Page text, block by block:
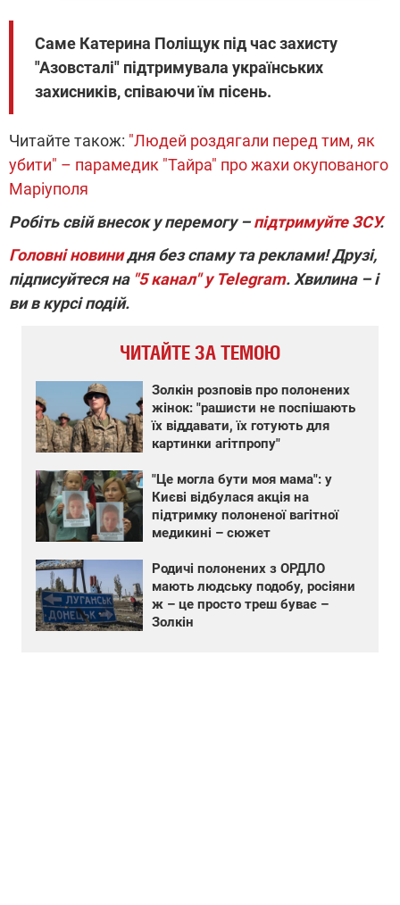
Саме Катерина Поліщук під час захисту
"Азовсталі" підтримувала українських
захисників, співаючи їм пісень.
Читайте також: "Людей роздягали перед тим, як
убити" – парамедик "Тайра" про жахи окупованого
Маріуполя
Робіть свій внесок у перемогу –підтримуйте ЗСУ.
Головні новинидня без спаму та реклами! Друзі,
підписуйтеся на "5 канал" у Telegram. Хвилина – і
ви в курсі подій.
ЧИТАЙТЕ ЗА ТЕМОЮ
Золкін розповів про полонених
жінок: "рашисти не поспішають
їх віддавати, їх готують для
картинки агітпропу"
"Це могла бути моя мама": у
Києві відбулася акція на
підтримку полоненої вагітної
медикині – сюжет
Родичі полонених з ОРДЛО
мають людську подобу, росіяни
ж – це просто треш буває –
Золкін